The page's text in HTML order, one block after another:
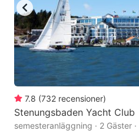
7.8 (732 recensioner)
Stenungsbaden Yacht Club
semesteranläggning · 2 Gäster